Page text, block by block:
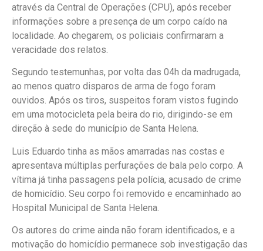
através da Central de Operações (CPU), após receber
informações sobre a presença de um corpo caído na
localidade. Ao chegarem, os policiais confirmaram a
veracidade dos relatos.
Segundo testemunhas, por volta das 04h da madrugada,
ao menos quatro disparos de arma de fogo foram
ouvidos. Após os tiros, suspeitos foram vistos fugindo
em uma motocicleta pela beira do rio, dirigindo-se em
direção à sede do município de Santa Helena.
Luis Eduardo tinha as mãos amarradas nas costas e
apresentava múltiplas perfurações de bala pelo corpo. A
vítima já tinha passagens pela polícia, acusado de crime
de homicídio. Seu corpo foi removido e encaminhado ao
Hospital Municipal de Santa Helena.
Os autores do crime ainda não foram identificados, e a
motivação do homicídio permanece sob investigação das